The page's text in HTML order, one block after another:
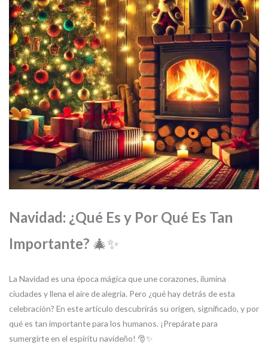
Navidad: ¿Qué Es y Por Qué Es Tan
Importante? 🎄✨
La Navidad es una época mágica que une corazones, ilumina
ciudades y llena el aire de alegría. Pero ¿qué hay detrás de esta
celebración? En este artículo descubrirás su origen, significado, y por
qué es tan importante para los humanos. ¡Prepárate para
sumergirte en el espíritu navideño! 🎅✨